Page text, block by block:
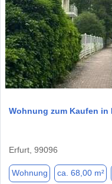
Wohnung zum Kaufen in
Erfurt, 99096
Wohnung ca. 68,00 m²